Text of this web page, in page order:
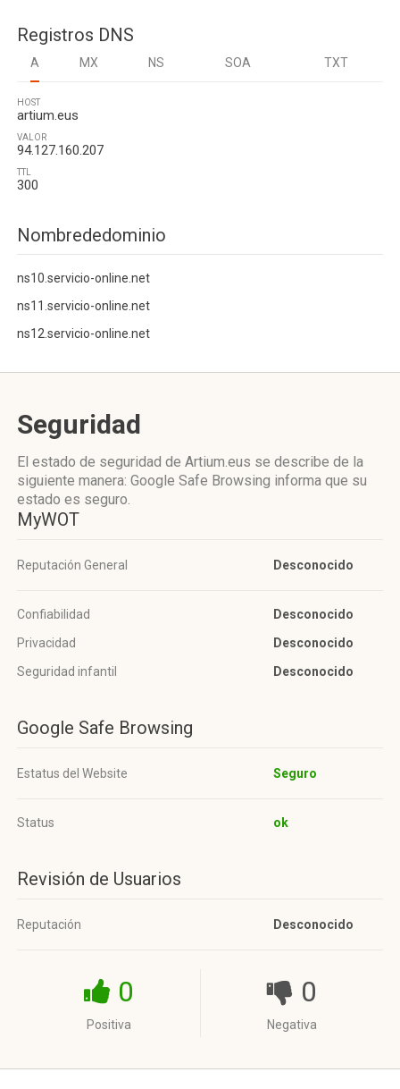
Registros DNS
A MX NS SOA TXT
HOST
artium.eus
VALOR
94.127.160.207
TTL
300
Nombrededominio
ns10.servicio-online.net
ns11.servicio-online.net
ns12.servicio-online.net
Seguridad
El estado de seguridad de Artium.eus se describe de la
siguiente manera: Google Safe Browsing informa que su
estado es seguro.
MyWOT
Reputación General Desconocido
Confiabilidad
Desconocido
Privacidad
Desconocido
Seguridad infantil
Desconocido
Google Safe Browsing
Estatus del Website Seguro
Status ok
Revisión de Usuarios
Reputación Desconocido
0
Positiva
0
Negativa